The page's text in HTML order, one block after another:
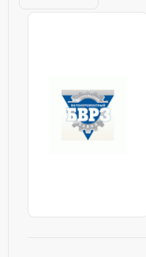
России: Москва,
Нижний
Новгород,...